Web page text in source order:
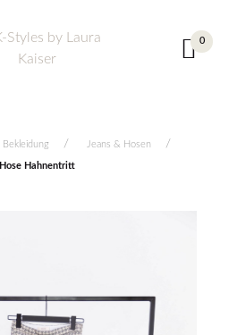
0
Bekleidung Jeans & Hosen
Hose Hahnentritt